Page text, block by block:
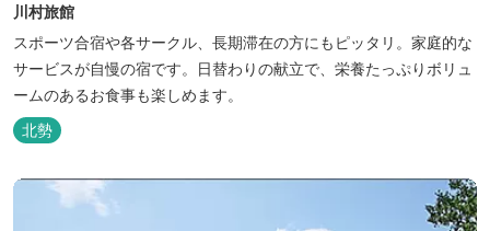
川村旅館
スポーツ合宿や各サークル、長期滞在の方にもピッタリ。家庭的な
サービスが自慢の宿です。日替わりの献立で、栄養たっぷりボリュ
ームのあるお食事も楽しめます。
北勢